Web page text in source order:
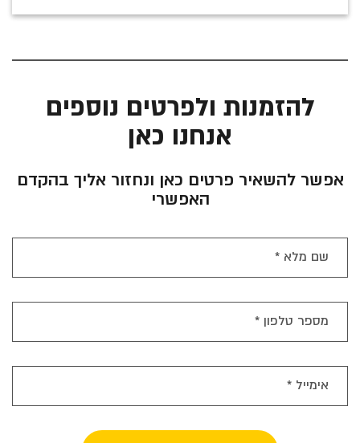
להזמנות ולפרטים נוספים
אנחנו כאן
אפשר להשאיר פרטים כאן ונחזור אליך בהקדם
האפשרי
שם מלא *
מספר טלפון *
אימייל *